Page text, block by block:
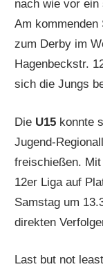
nach wie vor ein
Am kommenden
zum Derby im
Hagenbeckstr.
sich die Jungs
Die U15 konnte
Jugend-
freischießen.
12er Liga auf
Samstag um
direkten
Last but not